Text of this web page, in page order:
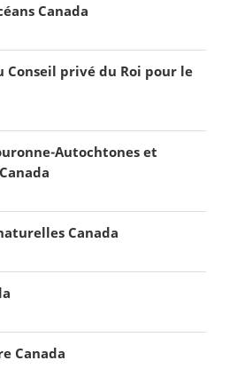
Canada
privé du Roi pour le
Autochtones et
Canada
Canada